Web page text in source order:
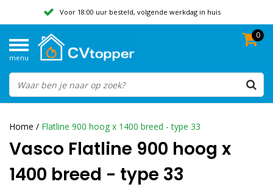
Voor 18:00 uur besteld, volgende werkdag in huis
Beoordeeld met een 9,8
menu
0
Home / Flatline 900 hoog x 1400 breed - type 33
Vasco Flatline 900 hoog x
1400 breed - type 33